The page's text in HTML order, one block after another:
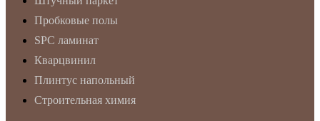
Пробковые полы
SPC ламинат
Кварцвинил
Плинтус напольный
Строительная химия